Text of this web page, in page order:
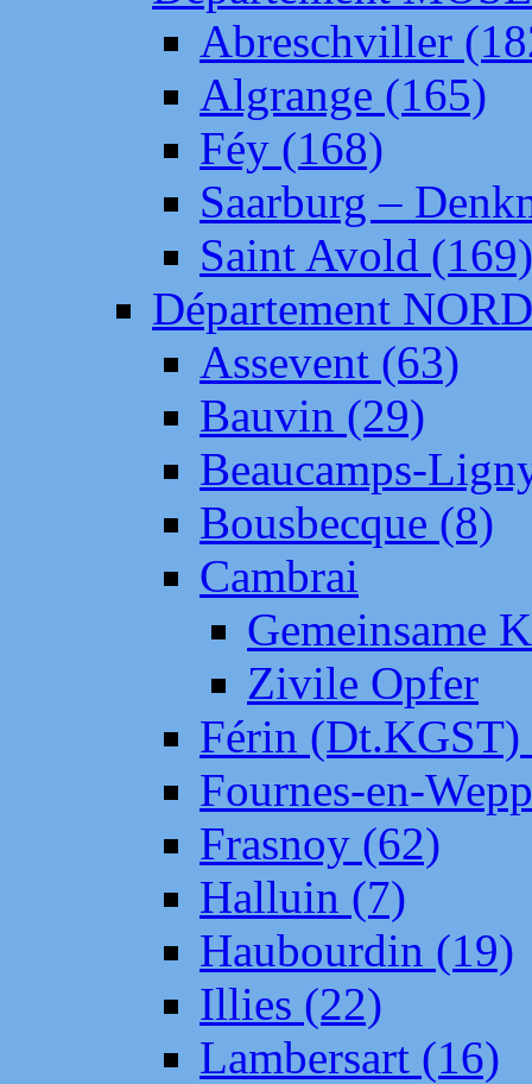
Abreschviller
Algrange (165)
Féy (168)
Saarburg –
Saint Avold (169)
Département NORD
Assevent (63)
Bauvin (29)
Beaucamps-
Bousbecque (8)
Cambrai
Gemeinsame
Zivile Opfer
Férin (Dt.KGST)
Fournes-en-
Frasnoy (62)
Halluin (7)
Haubourdin (19)
Illies (22)
Lambersart (16)